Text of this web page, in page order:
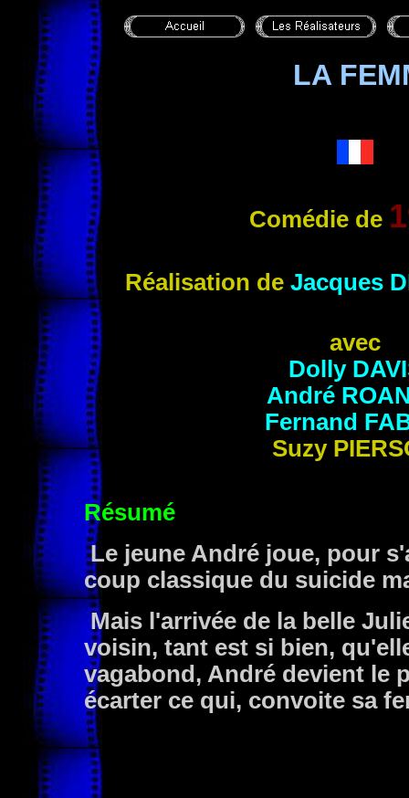
LA
Comédie de
Réalisation de Jacques
avec
Dolly
André
Fernand
Suzy
Résumé
Le jeune André joue, pour
coup classique du suicide
Mais l'arrivée de la belle
voisin, tant est si bien,
vagabond, André devient le
écarter ce qui, convoite sa